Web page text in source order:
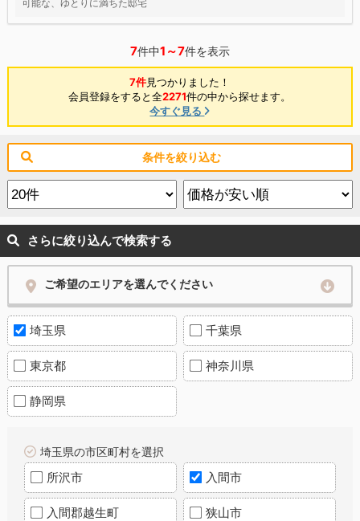
可能な、ゆとりに満ちた邸宅
7件中1～7件を表示
7件見つかりました！
会員登録をすると全2271件の中から探せます。
今すぐ見る
条件を絞り込む
さらに絞り込んで検索する
ご希望のエリアを選んでください
埼玉県 千葉県
東京都 神奈川県
静岡県
埼玉県の市区町村を選択
所沢市 入間市
入間郡越生町 狭山市